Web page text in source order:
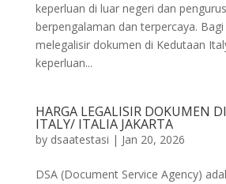
keperluan di luar negeri dan
berpengalaman dan terpercaya.
melegalisir dokumen di Kedutaan
keperluan...
HARGA LEGALISIR DOKUMEN
ITALY/ ITALIA JAKARTA
by dsaatestasi | Jan 20, 2026
DSA (Document Service Agency)